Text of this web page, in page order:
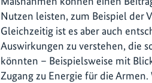
Nutzen leisten, zum Beispiel der
Gleichzeitig ist es aber auch
Auswirkungen zu verstehen, die
könnten – Beispielsweise mit
Zugang zu Energie für die